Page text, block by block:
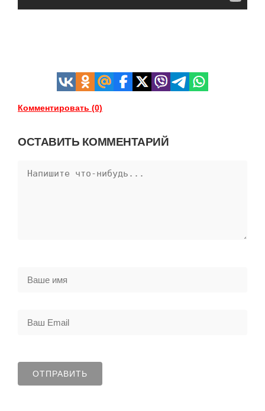
Комментировать (0)
ОСТАВИТЬ КОММЕНТАРИЙ